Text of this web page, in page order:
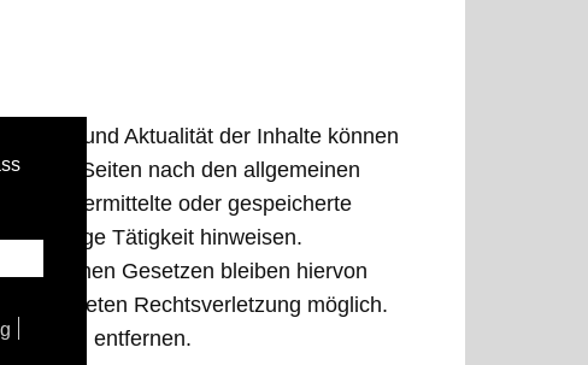
und Aktualität der Inhalte können
Seiten nach den allgemeinen
übermittelte oder gespeicherte
Tätigkeit hinweisen.
Gesetzen bleiben hiervon
konkreten Rechtsverletzung möglich.
entfernen.